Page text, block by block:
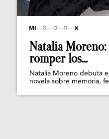
Natalia
romper los...
Natalia Moreno debuta
novela sobre memoria,